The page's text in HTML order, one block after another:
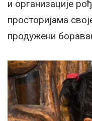
и организације
просторијама
продужени